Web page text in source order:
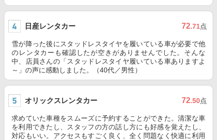
日産レンタカー 72.71点
雪が降った後にスタッドレスタイヤを履いている車が必要で他
のレンタカーも確認したが空きがありませんでした。そんな
中、店員さんの「スタッドレスタイヤ履いている車ありますよ
～」の声に感動しました。（40代／男性）
オリックスレンタカー 72.50点
求めていた車種をスムーズに予約することができた。清潔な車
を利用できたし、スタッフの方の話し方にも好感を覚えたし、
対応もいい。アクセスもすごく良く、全く問題なく快適に利用